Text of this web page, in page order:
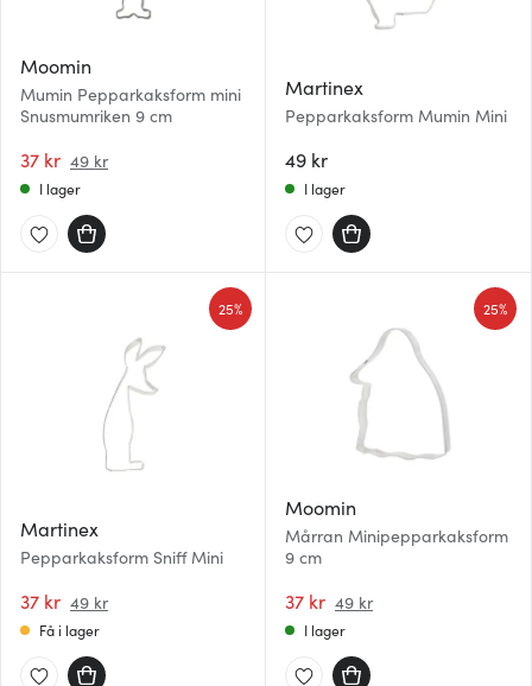
Moomin
Mumin Pepparkaksform mini
Snusmumriken 9 cm
37 kr 49 kr
I lager
Martinex
Pepparkaksform Mumin Mini
49 kr
I lager
Martinex
Pepparkaksform Sniff Mini
37 kr 49 kr
25%
Få i lager
Moomin
Mårran Minipepparkaksform
9 cm
37 kr 49 kr
25%
I lager